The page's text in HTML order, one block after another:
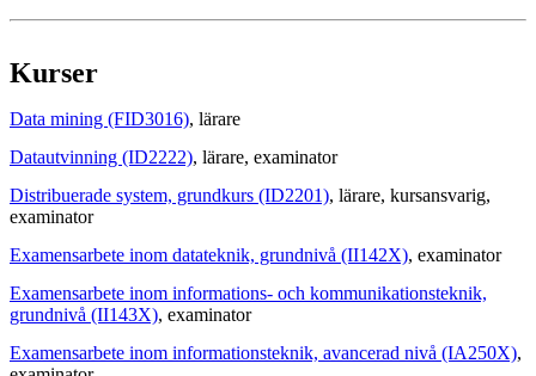
Kurser
Data mining (FID3016), lärare
Datautvinning (ID2222), lärare, examinator
Distribuerade system, grundkurs (ID2201), lärare, kursansvarig,
examinator
Examensarbete inom datateknik, grundnivå (II142X), examinator
Examensarbete inom informations- och kommunikationsteknik,
grundnivå (II143X), examinator
Examensarbete inom informationsteknik, avancerad nivå (IA250X),